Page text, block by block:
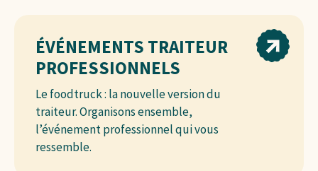
ÉVÉNEMENTS TRAITEUR
PROFESSIONNELS
Le foodtruck : la nouvelle version du
traiteur. Organisons ensemble,
l’événement professionnel qui vous
ressemble.